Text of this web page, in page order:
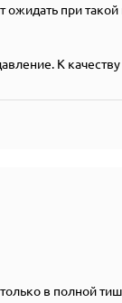
ожидать при
К
в полной